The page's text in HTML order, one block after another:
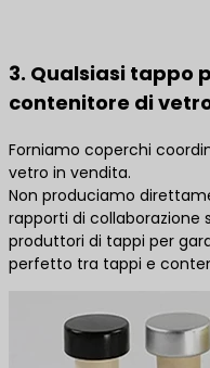
3. Qualsiasi tappo
contenitore di
Forniamo coperchi
vetro in vendita.
Non produciamo
rapporti di collaborazione
produttori di tappi per
perfetto tra tappi e